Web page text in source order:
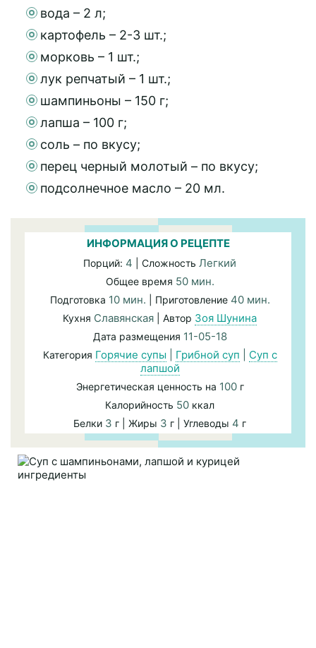
вода – 2 л;
картофель – 2-3 шт.;
морковь – 1 шт.;
лук репчатый – 1 шт.;
шампиньоны – 150 г;
лапша – 100 г;
соль – по вкусу;
перец черный молотый – по вкусу;
подсолнечное масло – 20 мл.
ИНФОРМАЦИЯ О РЕЦЕПТЕ
Порций: 4 | Сложность Легкий
Общее время 50 мин.
Подготовка 10 мин. | Приготовление 40 мин.
Кухня Славянская | Автор Зоя Шунина
Дата размещения 11-05-18
Категория Горячие супы Грибной суп
Суп с
лапшой
Энергетическая ценность на 100г
Калорийность 50 ккал
Белки 3 г | Жиры 3 г | Углеводы 4 г